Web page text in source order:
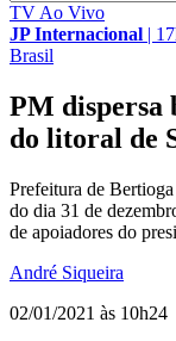
TV Ao Vivo
JP Internacional |
Brasil
PM dispersa
do litoral de
Prefeitura de
do dia 31 de
de apoiadores do
André Siqueira
02/01/2021 às 10h24